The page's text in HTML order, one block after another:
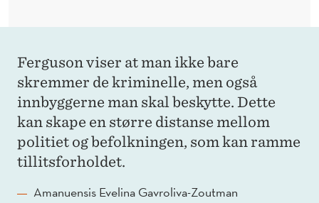
Ferguson viser at man ikke bare
skremmer de kriminelle, men også
innbyggerne man skal beskytte. Dette
kan skape en større distanse mellom
politiet og befolkningen, som kan ramme
tillitsforholdet.
Amanuensis Evelina Gavroliva-Zoutman